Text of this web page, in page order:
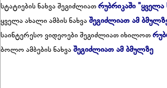
სტატიების ნახვა შეგიძლიათრუბრიკაში "ყველა
ყველა ახალი ამბის ნახვაშეგიძლიათ ამ
საინტერესო ვიდეოები შეგიძლიათ იხილოთ
ბოლო ამბების ნახვაშეგიძლიათ ამ ბმულზე